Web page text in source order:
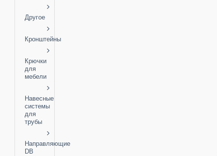
Другое
Кронштейны
Крючки
для
мебели
Навесные
системы
для
трубы
Направляющие
DB